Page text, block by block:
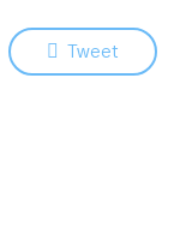
Tweet